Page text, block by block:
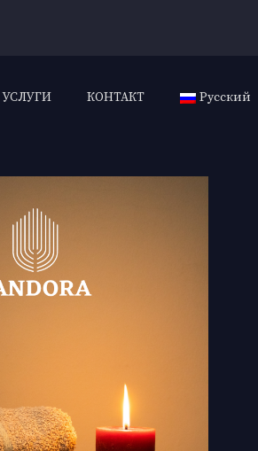
УСЛУГИ КОНТАКТ Русский